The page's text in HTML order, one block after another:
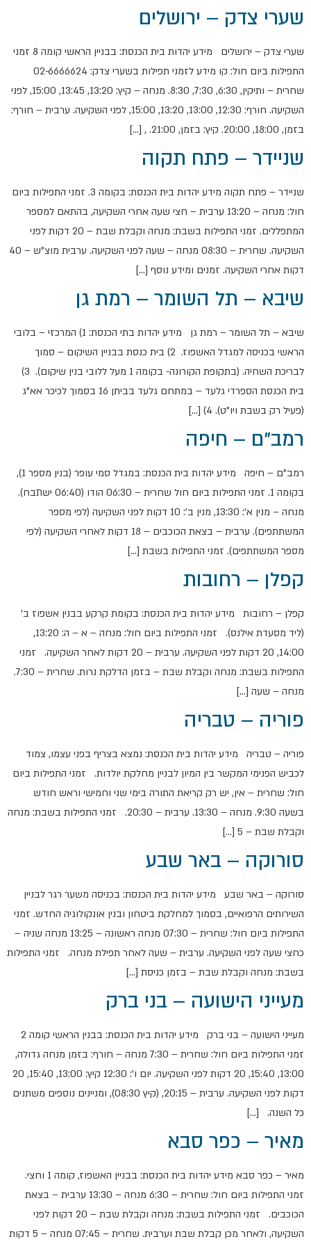
שערי צדק – ירושלים
שערי צדק – ירושלים מידע יהדות בית הכנסת: בבניין הראשי קומה 8 זמני
התפילות ביום חול: קו מידע לזמני תפילות בשערי צדק: 02-6666624
שחרית – ותיקין, 6:30, 7:30, 8:30. מנחה – קיץ: 13:20, 13:45, 15:00, לפני
השקיעה. חורף: 12:30, 13:00, 13:20, 15:00, לפני השקיעה. ערבית – חורף:
בזמן, 18:00, 20:00. קיץ: בזמן, 21:00. , […]
שניידר – פתח תקוה
שניידר – פתח תקוה מידע יהדות בית הכנסת: בקומה 3. זמני התפילות ביום
חול: מנחה – 13:20 ערבית – חצי שעה אחרי השקיעה, בהתאם למספר
המתפללים. זמני התפילות בשבת: מנחה וקבלת שבת – 20 דקות לפני
השקיעה. שחרית – 08:30 מנחה – שעה לפני השקיעה. ערבית מוצ"ש – 40
דקות אחרי השקיעה. זמנים ומידע נוסף […]
שיבא – תל השומר – רמת גן
שיבא – תל השומר – רמת גן מידע יהדות בתי הכנסת: 1) המרכזי – בלובי
הראשי בכניסה למגדל האשפוז. 2) בית כנסת בבניין השיקום – סמוך
לבריכת השחיה. (בתקופת הקורונה- בקומה 1 מעל ללובי בנין שיקום). 3)
בית הכנסת הספרדי גלעד – במתחם גלעד בביתן 16 בסמוך לכיכר אא"ג
(פעיל רק בשבת ויו"ט). 4) […]
רמב"ם – חיפה
רמב"ם – חיפה מידע יהדות בית הכנסת: במגדל סמי עופר (בנין מספר 1),
בקומה 1. זמני התפילות ביום חול שחרית – 06:30 הודו (06:40 ישתבח).
מנחה – מנין א': 13:30, מנין ב': 10 דקות לפני השקיעה (לפי מספר
המשתתפים). ערבית – בצאת הכוכבים – 18 דקות לאחרי השקיעה (לפי
מספר המשתתפים). זמני התפילות בשבת […]
קפלן – רחובות
קפלן – רחובות מידע יהדות בית הכנסת: בקומת קרקע בבנין אשפוז ב'
(ליד מסעדת אילנס). זמני התפילות ביום חול: מנחה – א – ה: 13:20,
14:00, 20 דקות לפני השקיעה. ערבית – 20 דקות לאחר השקיעה. זמני
התפילות בשבת: מנחה וקבלת שבת – בזמן הדלקת נרות. שחרית – 7:30.
מנחה – שעה […]
פוריה – טבריה
פוריה – טבריה מידע יהדות בית הכנסת: נמצא בצריף בפני עצמו, צמוד
לכביש הפנימי המקשר בין המיון לבניין מחלקת יולדות. זמני התפילות ביום
חול: שחרית – אין, יש רק קריאת התורה בימי שני וחמישי וראש חודש
בשעה 9:30. מנחה – 13:30. ערבית – 20:30. זמני התפילות בשבת: מנחה
וקבלת שבת – 5 […]
סורוקה – באר שבע
סורוקה – באר שבע מידע יהדות בית הכנסת: בכניסה משער רגר לבניין
השירותים הרפואיים, בסמוך למחלקת ביטחון ובנין אונקולוגיה החדש. זמני
התפילות ביום חול: שחרית – 07:30 מנחה ראשונה – 13:25 מנחה שניה –
כחצי שעה לפני השקיעה. ערבית – שעה לאחר תפילת מנחה. זמני התפילות
בשבת: מנחה וקבלת שבת – בזמן כניסת […]
מעייני הישועה – בני ברק
זמני התפילות ביום חול: שחרית – 7:30 מנחה – חורף: בזמן מנחה גדולה,
13:00, 15:40, 20 דקות לפני השקיעה. יום ו': 12:30 קיץ: 13:00, 15:40, 20
דקות לפני השקיעה. ערבית – 20:15, (קיץ 08:30), ומניינים נוספים משתנים
כל השנה. […]
מאיר – כפר סבא
מאיר – כפר סבא מידע יהדות בית הכנסת: בבניין האשפוז, קומה 1 וחצי.
זמני התפילות ביום חול: שחרית – 6:30 מנחה – 13:30 ערבית – בצאת
הכוכבים. זמני התפילות בשבת: מנחה וקבלת שבת – 20 דקות לפני
השקיעה, ולאחר מכן קבלת שבת וערבית. שחרית – 07:45 מנחה – 5 דקות